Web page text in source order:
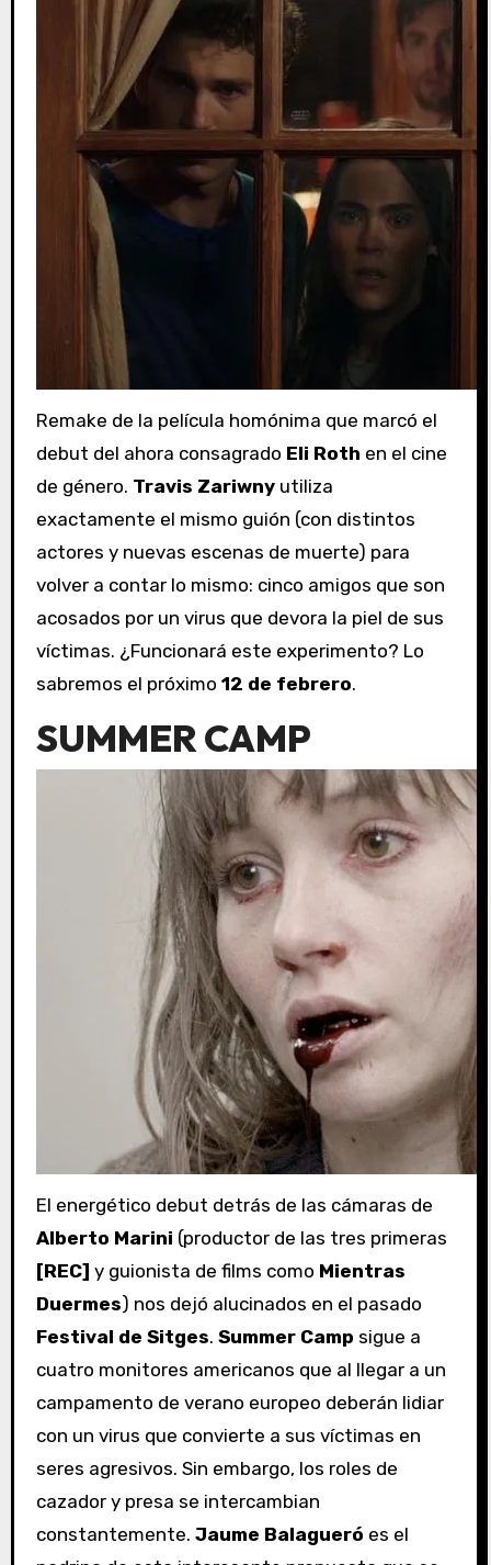
Remake de la película homónima que marcó el
debut del ahora consagrado Eli Roth en el cine
de género. Travis Zariwnyutiliza
exactamente el mismo guión (con distintos
actores y nuevas escenas de muerte) para
volver a contar lo mismo: cinco amigos que son
acosados por un virus que devora la piel de sus
víctimas. ¿Funcionará este experimento? Lo
sabremos el próximo 12 de febrero.
SUMMER CAMP
El energético debut detrás de las cámaras de
Alberto Marini (productor de las tres primeras
[REC] y guionista de films como Mientras
Duermes) nos dejó alucinados en el pasado
Festival de Sitges. Summer Camp sigue a
cuatro monitores americanos que al llegar a un
campamento de verano europeo deberán lidiar
con un virus que convierte a sus víctimas en
seres agresivos. Sin embargo, los roles de
cazador y presa se intercambian
constantemente. Jaume Balagueró es el